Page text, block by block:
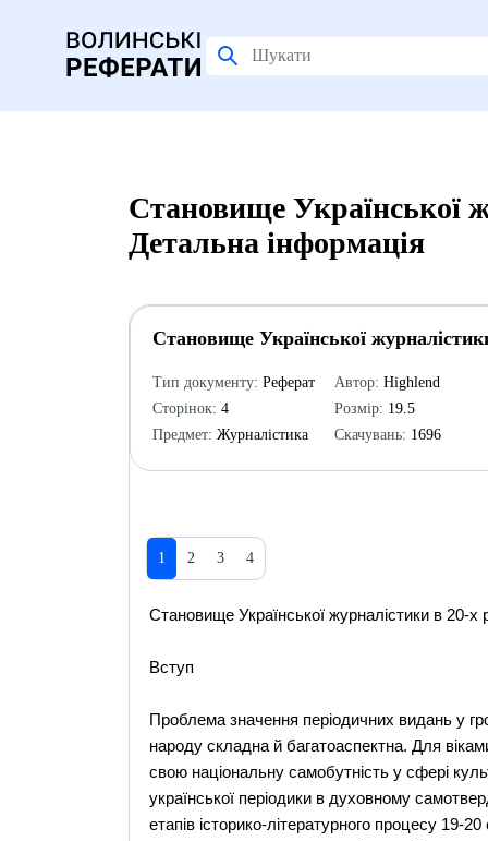
Становище Української
Детальна інформація
Становище Української
Тип документу: Реферат
Сторінок: 4
Предмет: Журналістика
Автор: Highlend
Розмір: 19.5
Скачувань: 1696
1 2 3 4
Становище Української журналістики в 20-х
Вступ
Проблема значення періодичних видань у
народу складна й багатоаспектна. Для
свою національну самобутність у сфері
української періодики в духовному
етапів історико-літературного процесу 19-